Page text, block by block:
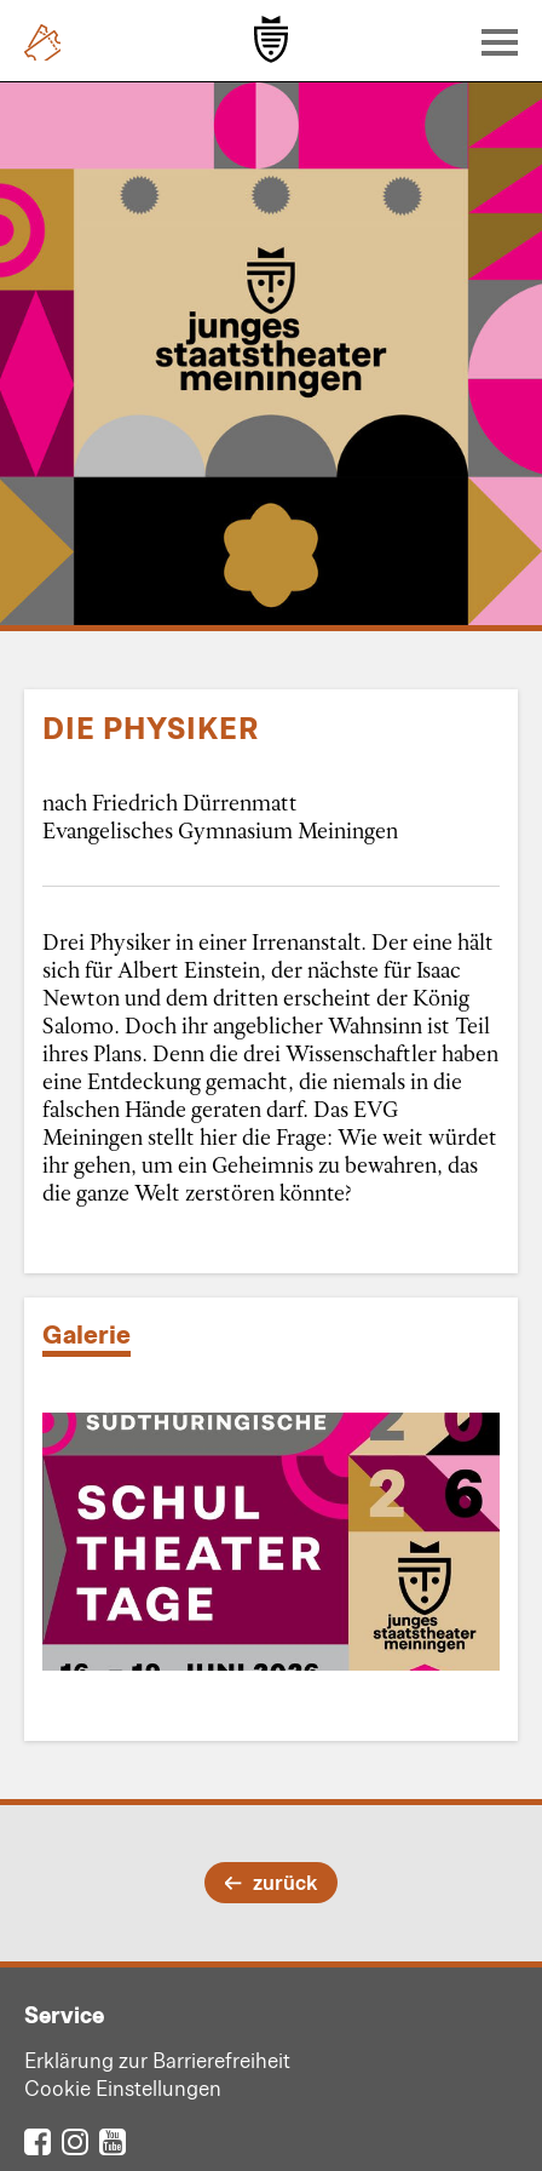
DIE PHYSIKER
nach Friedrich Dürrenmatt
Evangelisches Gymnasium Meiningen
Drei Physiker in einer Irrenanstalt. Der eine hält
sich für Albert Einstein, der nächste für Isaac
Newton und dem dritten erscheint der König
Salomo. Doch ihr angeblicher Wahnsinn ist Teil
ihres Plans. Denn die drei Wissenschaftler haben
eine Entdeckung gemacht, die niemals in die
falschen Hände geraten darf. Das EVG
Meiningen stellt hier die Frage: Wie weit würdet
ihr gehen, um ein Geheimnis zu bewahren, das
die ganze Welt zerstören könnte?
Galerie
zurück
Service
Erklärung zur Barrierefreiheit
Cookie Einstellungen